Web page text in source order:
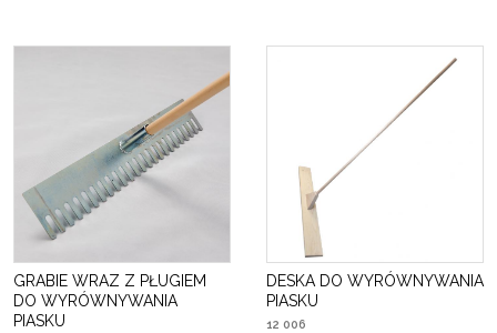
GRABIE WRAZ Z PŁUGIEM
DO WYRÓWNYWANIA
PIASKU
DESKA DO WYRÓWNYWANIA
PIASKU
12 006